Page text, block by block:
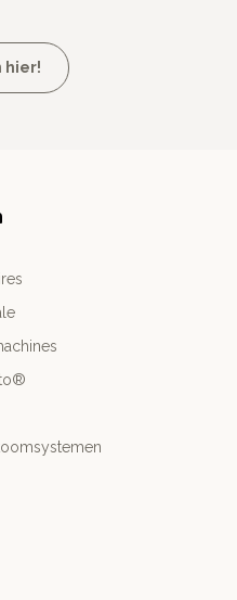
hier!